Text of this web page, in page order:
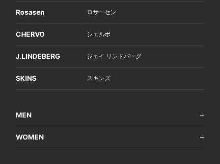
Rosasen ロサーセン
CHERVO シェルボ
J.LINDEBERG ジェイ リンドバーグ
SKINS スキンズ
MEN
WOMEN